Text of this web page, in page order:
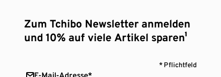
Zum Tchibo Newsletter anmelden
und 10% auf viele Artikel sparen¹
* Pflichtfeld